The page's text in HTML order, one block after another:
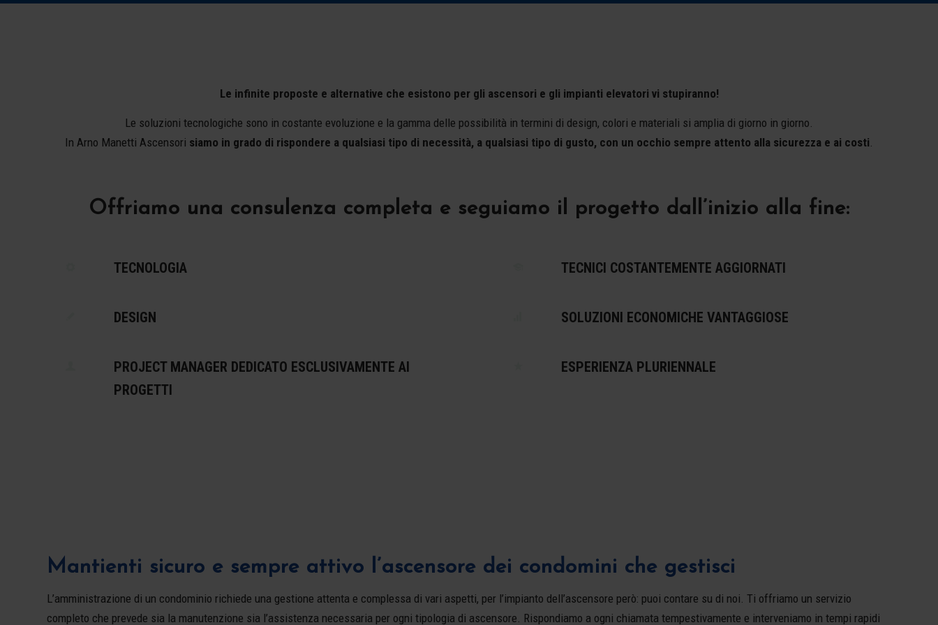
Le infinite proposte e alternative che esistono per gli ascensori e gli impianti elevatori vi stupiranno!
Le soluzioni tecnologiche sono in costante evoluzione e la gamma delle possibilità in termini di design, colori e materiali si amplia di giorno in giorno.
In Arno Manetti Ascensori siamo in grado di rispondere a qualsiasi tipo di necessità, a qualsiasi tipo di gusto, con un occhio sempre attento alla sicurezza e ai costi.
Offriamo una consulenza completa e seguiamo il progetto dall’inizio alla fine:
TECNOLOGIA
DESIGN
PROJECT MANAGER DEDICATO ESCLUSIVAMENTE AI
PROGETTI
TECNICI COSTANTEMENTE AGGIORNATI
SOLUZIONI ECONOMICHE VANTAGGIOSE
ESPERIENZA PLURIENNALE
Mantienti sicuro e sempre attivo l’ascensore dei condomini che gestisci
L’amministrazione di un condominio richiede una gestione attenta e complessa di vari aspetti, per l’impianto dell’ascensore però: puoi contare su di noi. Ti offriamo un servizio
completo che prevede sia la manutenzione sia l’assistenza necessaria per ogni tipologia di ascensore. Rispondiamo a ogni chiamata tempestivamente e interveniamo in tempi rapidi